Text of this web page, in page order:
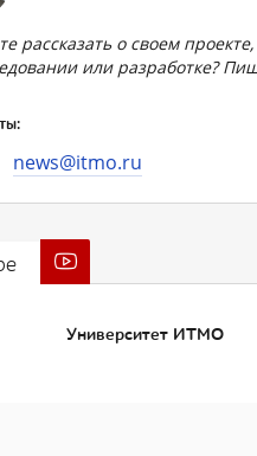
рассказать о своем проекте,
или разработке?
news@itmo.ru
Университет ИТМО